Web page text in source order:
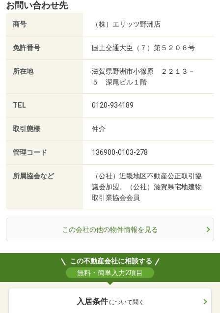
お問い合わせ先
商号 （株）エリッツ野洲店
免許番号 国土交通大臣（７）第５２０６号
所在地
滋賀県野洲市小篠原 ２２１３－
５ 深尾ビル１階
TEL 0120-934189
取引態様 仲介
管理コード 136900-0103-278
所属協会など
（公社）近畿地区不動産公正取引協
議会加盟、（公社）滋賀県宅地建物
取引業協会会員
この会社の他の物件情報を見る
この不動産会社に相談する
無料・簡単入力2項目
入居条件 について聞く